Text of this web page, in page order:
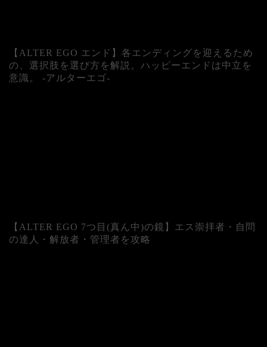
【ALTER EGO エンド】各エンディングを迎えるため
の、選択肢を選び方を解説。ハッピーエンドは中立を
意識。 -アルターエゴ-
【ALTER EGO 7つ目(真ん中)の鏡】エス崇拝者・自問
の達人・解放者・管理者を攻略